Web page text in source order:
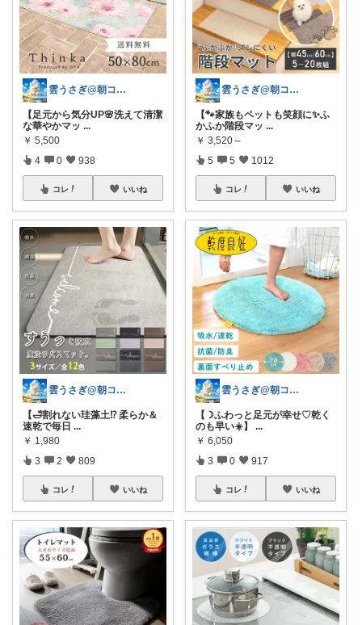
雲うさぎ@朝コレ❤良質便利時短グッズ🐰
【足元から気分UP🌸洗えて清潔
な華やかマッ ...
￥ 5,500
4 0 938
コレ いいね
雲うさぎ@朝コレ❤良質便利時短グッズ🐰
【🛁割れない珪藻土⁉️ 柔らか＆
速乾で毎日 ...
￥ 1,980
3 2 809
コレ いいね
雲うさぎ@朝コレ❤良質便利時短グッズ🐰
【🐾家族もペットも笑顔に✨ふ
かふか階段マッ ...
￥ 3,520～
5 5 1012
コレ いいね
雲うさぎ@朝コレ❤良質便利時短グッズ🐰
【☽ふわっと足元が幸せ♡乾く
のも早い☀️】
...
￥ 6,050
3 0 917
コレ いいね